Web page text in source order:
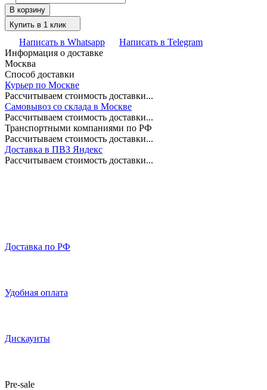
В корзину
Купить в 1 клик
Написать в Whatsapp
Написать в Telegram
Информация о доставке
Москва
Способ доставки
Курьер по Москве
Рассчитываем стоимость доставки...
Самовывоз со склада в Москве
Рассчитываем стоимость доставки...
Транспортными компаниями по РФ
Рассчитываем стоимость доставки...
Доставка в ПВЗ Яндекс
Рассчитываем стоимость доставки...
Доставка по РФ
Удобная оплата
Дискаунты
Pre-sale